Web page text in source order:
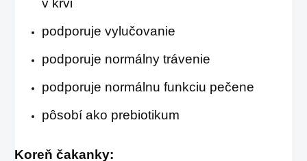
v krvi
podporuje vylučovanie
podporuje normálny trávenie
podporuje normálnu funkciu pečene
pôsobí ako prebiotikum
Koreň čakanky: